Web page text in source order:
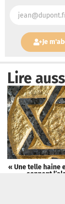
Je
Lire
« Une telle haine
sonnent